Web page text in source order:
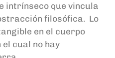
intrínseco que vincula
filosófica. Lo
en el cuerpo
el cual no hay